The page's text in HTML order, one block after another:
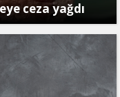
ceza yağdı